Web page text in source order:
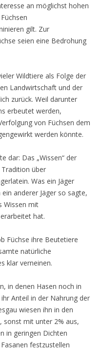
an möglichst hohen
gilt. Zur
seien eine Bedrohung
Wildtiere als Folge der
Landwirtschaft und der
zurück. Weil darunter
erbeutet werden,
von Füchsen dem
werden könnte.
dar: Das „Wissen“ der
über
Was ein Jäger
anderer Jäger so sagte,
Wissen mit
hat.
Füchse ihre Beutetiere
natürliche
klar verneinen.
in denen Hasen noch in
Anteil in der Nahrung der
wiesen ihn in den
sonst mit unter 2% aus,
in geringen Dichten
festzustellen